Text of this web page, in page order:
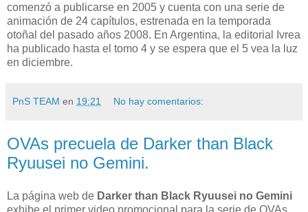
comenzó a publicarse en 2005 y cuenta con una serie de
animación de 24 capítulos, estrenada en la temporada
otoñal del pasado años 2008. En Argentina, la editorial Ivrea
ha publicado hasta el tomo 4 y se espera que el 5 vea la luz
en diciembre.
PnS TEAM en 19:21 No hay comentarios:
OVAs precuela de Darker than Black
Ryuusei no Gemini.
La página web de Darker than Black Ryuusei no Gemini
exhibe el primer video promocional para la serie de OVAs